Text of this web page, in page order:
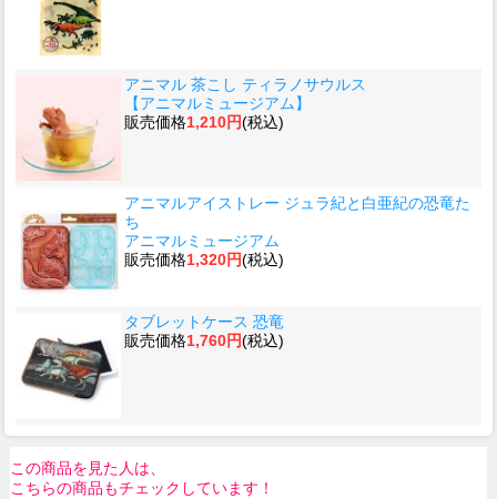
アニマル 茶こし ティラノサウルス
【アニマルミュージアム】
販売価格1,210円(税込)
アニマルアイストレー ジュラ紀と白亜紀の恐竜た
ち
アニマルミュージアム
販売価格1,320円(税込)
タブレットケース 恐竜
販売価格1,760円(税込)
この商品を見た人は、
こちらの商品もチェックしています！